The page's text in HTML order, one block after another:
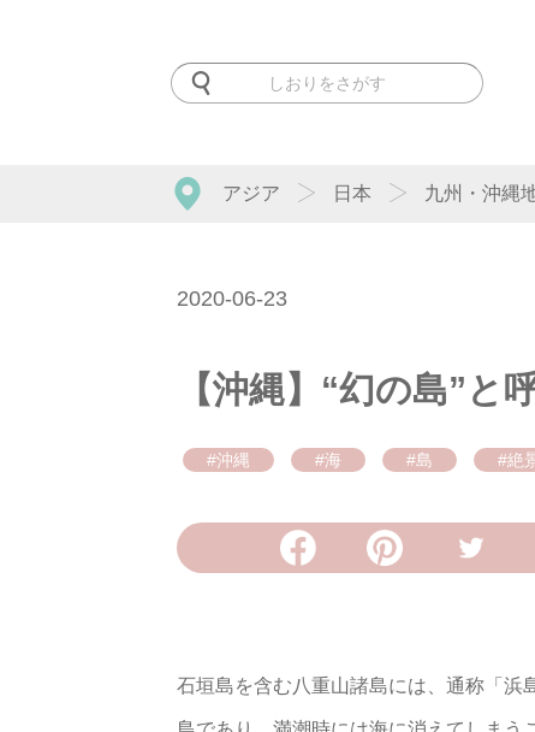
アジア 日本 九州・沖縄
2020-06-23
【沖縄】“幻の島”と
#沖縄 #海 #島 #絶
石垣島を含む八重山諸島には、通称「浜